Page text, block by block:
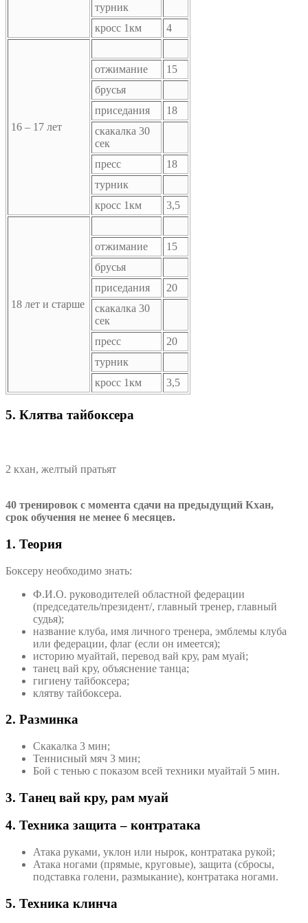
турник
кросс 1км
4
16 – 17 лет
отжимание
15
брусья
приседания
18
скакалка 30
сек
пресс
18
турник
кросс 1км
3,5
18 лет и старше
отжимание
15
брусья
приседания
20
скакалка 30
сек
пресс
20
турник
кросс 1км
3,5
5. Клятва тайбоксера
2 кхан, желтый пратьят
40 тренировок с момента сдачи на предыдущий Кхан,
срок обучения не менее 6 месяцев.
1. Теория
Боксеру необходимо знать:
Ф.И.О. руководителей областной федерации
(председатель/президент/, главный тренер, главный
судья);
название клуба, имя личного тренера, эмблемы клуба
или федерации, флаг (если он имеется);
историю муайтай, перевод вай кру, рам муай;
танец вай кру, объяснение танца;
гигиену тайбоксера;
клятву тайбоксера.
2. Разминка
Скакалка 3 мин;
Теннисный мяч 3 мин;
Бой с тенью с показом всей техники муайтай 5 мин.
3. Танец вай кру, рам муай
4. Техника защита – контратака
Атака руками, уклон или нырок, контратака рукой;
Атака ногами (прямые, круговые), защита (сбросы,
подставка голени, размыкание), контратака ногами.
5. Техника клинча